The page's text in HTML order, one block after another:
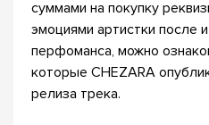
суммами на покупку
эмоциями артистки после
перфоманса, можно
которые CHEZARA
релиза трека.